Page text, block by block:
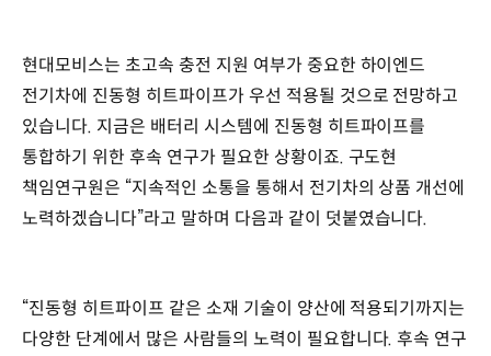
현대모비스는 초고속 충전 지원 여부가 중요한 하이엔드
전기차에 진동형 히트파이프가 우선 적용될 것으로 전망하고
있습니다. 지금은 배터리 시스템에 진동형 히트파이프를
통합하기 위한 후속 연구가 필요한 상황이죠. 구도현
책임연구원은 “지속적인 소통을 통해서 전기차의 상품 개선에
노력하겠습니다”라고 말하며 다음과 같이 덧붙였습니다.
“진동형 히트파이프 같은 소재 기술이 양산에 적용되기까지는
다양한 단계에서 많은 사람들의 노력이 필요합니다. 후속 연구